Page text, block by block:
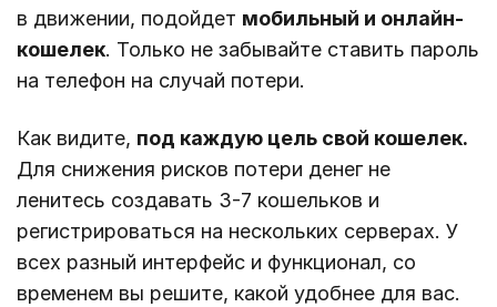
в движении, подойдет мобильный и онлайн-
кошелек. Только не забывайте ставить пароль
на телефон на случай потери.
Как видите, под каждую цель свой кошелек.
Для снижения рисков потери денег не
ленитесь создавать 3-7 кошельков и
регистрироваться на нескольких серверах. У
всех разный интерфейс и функционал, со
временем вы решите, какой удобнее для вас.